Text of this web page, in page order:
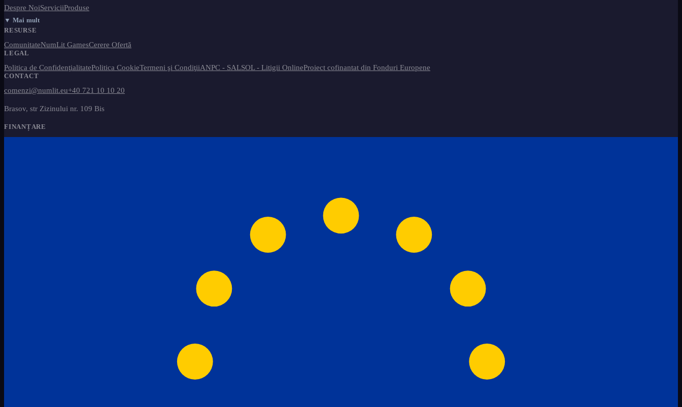
Despre NoiServiciiProduse
▼ Mai mult
RESURSE
ComunitateNumLit GamesCerere Ofertă
LEGAL
Politica de ConfidenţialitatePolitica CookieTermeni şi CondiţiiANPC - SALSOL - Litigii OnlineProiect cofinantat din Fonduri Europene
CONTACT
comenzi@numlit.eu+40 721 10 10 20
Brasov, str Zizinului nr. 109 Bis
FINANȚARE